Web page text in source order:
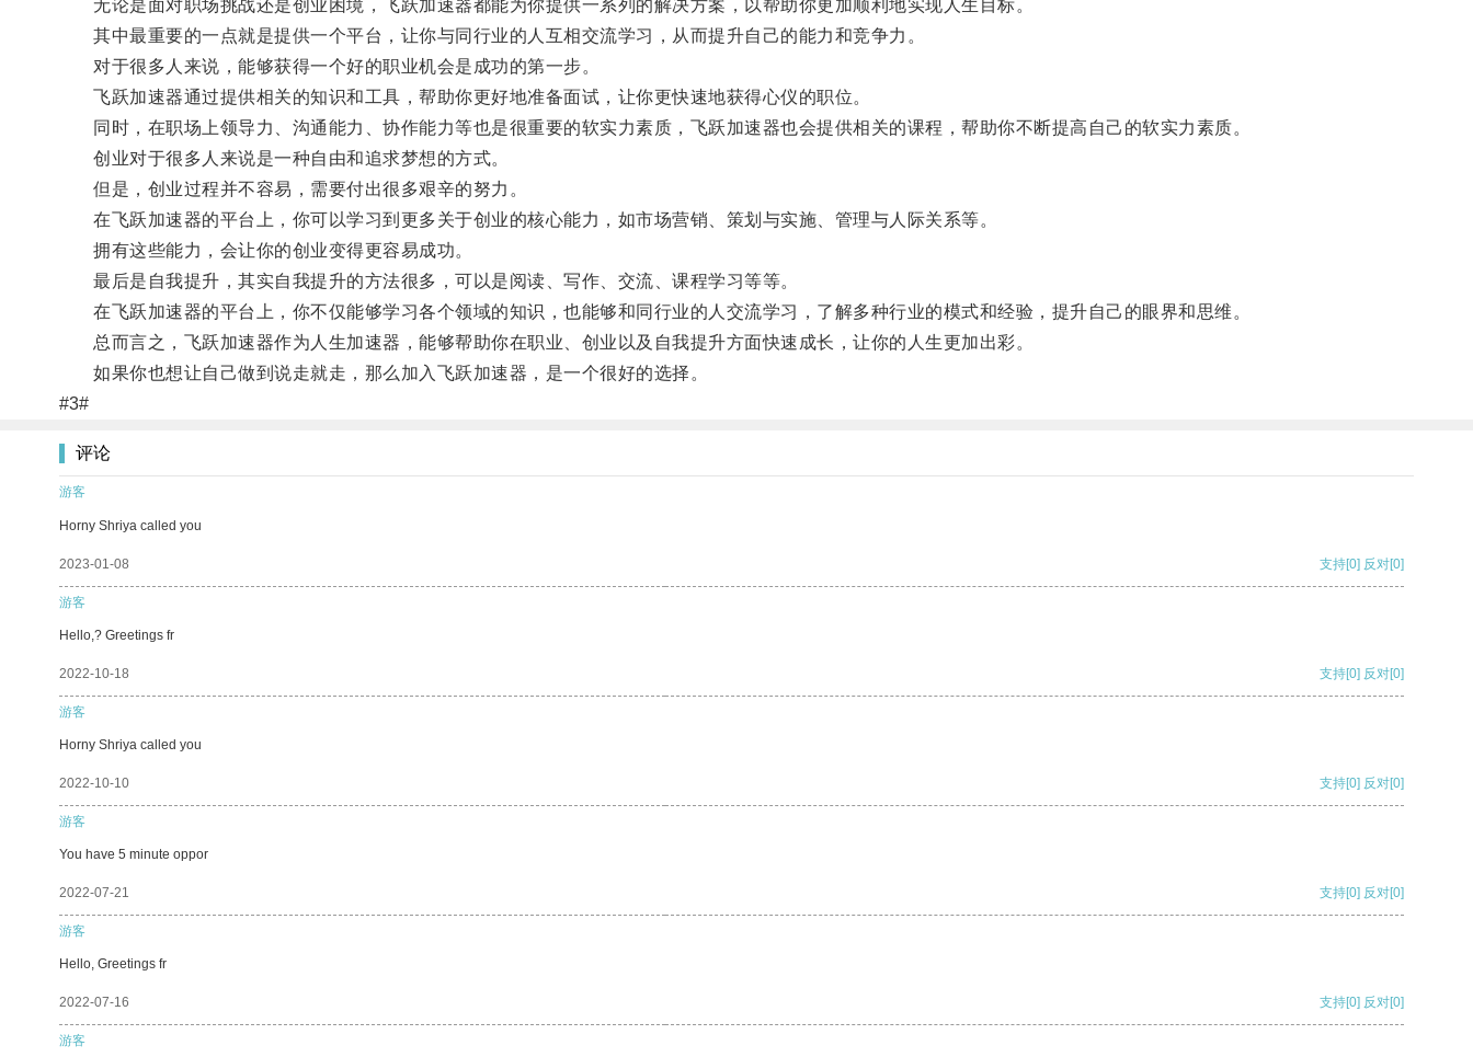
无论是面对职场挑战还是创业困境，飞跃加速器都能为你提供一系列的解决方案，以帮助你更加顺利地实现人生目标。
其中最重要的一点就是提供一个平台，让你与同行业的人互相交流学习，从而提升自己的能力和竞争力。
对于很多人来说，能够获得一个好的职业机会是成功的第一步。
飞跃加速器通过提供相关的知识和工具，帮助你更好地准备面试，让你更快速地获得心仪的职位。
同时，在职场上领导力、沟通能力、协作能力等也是很重要的软实力素质，飞跃加速器也会提供相关的课程，帮助你不断提高自己的软实力素质。
创业对于很多人来说是一种自由和追求梦想的方式。
但是，创业过程并不容易，需要付出很多艰辛的努力。
在飞跃加速器的平台上，你可以学习到更多关于创业的核心能力，如市场营销、策划与实施、管理与人际关系等。
拥有这些能力，会让你的创业变得更容易成功。
最后是自我提升，其实自我提升的方法很多，可以是阅读、写作、交流、课程学习等等。
在飞跃加速器的平台上，你不仅能够学习各个领域的知识，也能够和同行业的人交流学习，了解多种行业的模式和经验，提升自己的眼界和思维。
总而言之，飞跃加速器作为人生加速器，能够帮助你在职业、创业以及自我提升方面快速成长，让你的人生更加出彩。
如果你也想让自己做到说走就走，那么加入飞跃加速器，是一个很好的选择。
#3#
评论
游客
Horny Shriya called you
2023-01-08 支持[0] 反对[0]
游客
Hello,? Greetings fr
2022-10-18 支持[0] 反对[0]
游客
Horny Shriya called you
2022-10-10 支持[0] 反对[0]
游客
You have 5 minute oppor
2022-07-21 支持[0] 反对[0]
游客
Hello, Greetings fr
2022-07-16 支持[0] 反对[0]
游客